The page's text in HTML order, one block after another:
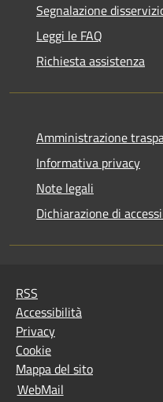
Segnalazione
Leggi le FAQ
Richiesta assistenza
Amministrazione
Informativa privacy
Note legali
Dichiarazione di
RSS
Accessibilità
Privacy
Cookie
Mappa del sito
WebMail